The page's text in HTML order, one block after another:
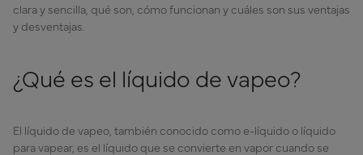
clara y sencilla, qué son, cómo funcionan y cuáles son sus ventajas
y desventajas.
¿Qué es el líquido de vapeo?
El líquido de vapeo, también conocido como e-líquido o líquido
para vapear, es el líquido que se convierte en vapor cuando se